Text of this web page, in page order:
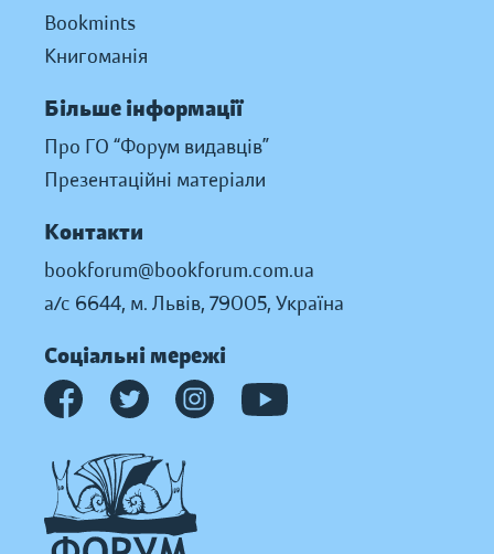
Bookmints
Книгоманія
Більше інформації
Про ГО “Форум видавців”
Презентаційні матеріали
Контакти
bookforum@bookforum.com.ua
а/с 6644, м. Львів, 79005, Україна
Соціальні мережі